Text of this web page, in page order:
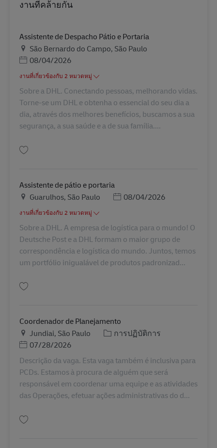
งานที่คล้ายกัน
Assistente de Despacho Pátio e Portaria
สถานที่
São Bernardo do Campo, São Paulo
Posted Date
08/04/2026
งานที่เกี่ยวข้องกับ 2 หมวดหมู่
Sobre a DHL. Conectando pessoas, melhorando vidas.
Torne-se um DHL e obtenha o essencial do seu dia a
dia, através dos melhores benefícios, buscamos a sua
segurança, a sua saúde e a de sua família....
Assistente de pátio e portaria
สถานที่
Guarulhos, São Paulo Posted Date
08/04/2026
งานที่เกี่ยวข้องกับ 2 หมวดหมู่
Sobre a DHL. A empresa de logística para o mundo! O
Deutsche Post e a DHL formam o maior grupo de
correspondência e logística do mundo. Juntos, temos
um portfólio inigualável de produtos padronizad...
Coordenador de Planejamento
สถานที่
Jundiai, São Paulo หมวดหมู่
การปฏิบัติการ
Posted Date
07/28/2026
Descrição da vaga. Esta vaga também é inclusiva para
PCDs. Estamos à procura de alguém que será
responsável em coordenar uma equipe e as atividades
das Operações, efetuar ações administrativas do d...